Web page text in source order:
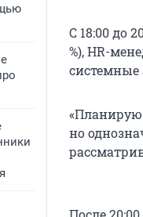
С 18:00 до
%), HR-
системные
«Планирую
но